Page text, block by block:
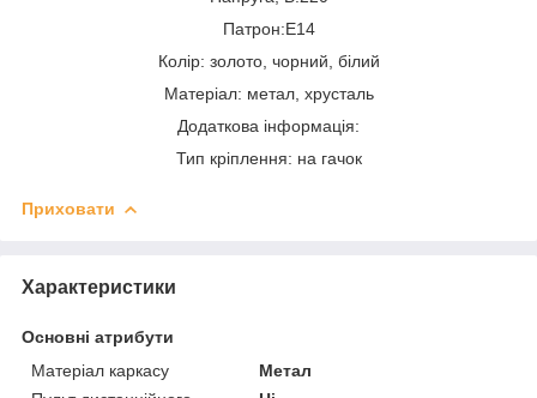
Патрон:E14
Колір: золото, чорний, білий
Матеріал: метал, хрусталь
Додаткова інформація:
Тип кріплення: на гачок
Приховати
Характеристики
Основні атрибути
Матеріал каркасу
Метал